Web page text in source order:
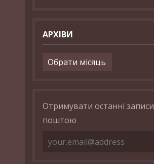
АРХІВИ
Архіви
Отримувати останні записи
поштою